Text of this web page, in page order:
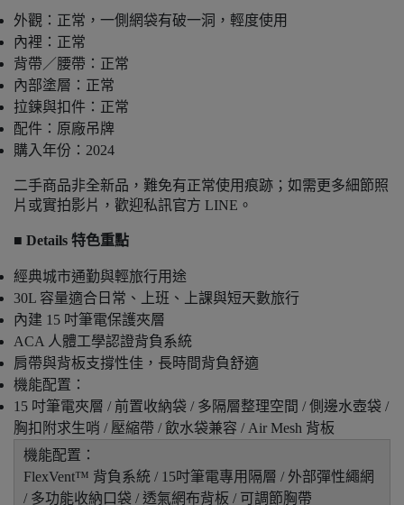
外觀：正常，一側網袋有破一洞，輕度使用
內裡：正常
背帶／腰帶：正常
內部塗層：正常
拉鍊與扣件：正常
配件：原廠吊牌
購入年份：2024
二手商品非全新品，難免有正常使用痕跡；如需更多細節照
片或實拍影片，歡迎私訊官方 LINE。
■ Details 特色重點
經典城市通勤與輕旅行用途
30L 容量適合日常、上班、上課與短天數旅行
內建 15 吋筆電保護夾層
ACA 人體工學認證背負系統
肩帶與背板支撐性佳，長時間背負舒適
機能配置：
15 吋筆電夾層 / 前置收納袋 / 多隔層整理空間 / 側邊水壺袋 /
胸扣附求生哨 / 壓縮帶 / 飲水袋兼容 / Air Mesh 背板
機能配置：
FlexVent™ 背負系統 / 15吋筆電專用隔層 / 外部彈性繩網
/ 多功能收納口袋 / 透氣網布背板 / 可調節胸帶